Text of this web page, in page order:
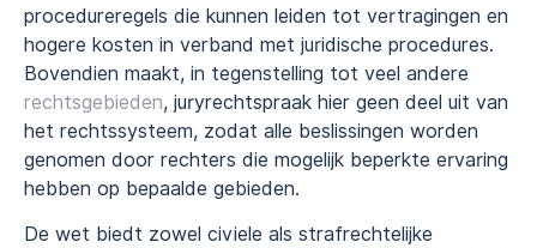
procedureregels die kunnen leiden tot vertragingen en
hogere kosten in verband met juridische procedures.
Bovendien maakt, in tegenstelling tot veel andere
rechtsgebieden, juryrechtspraak hier geen deel uit van
het rechtssysteem, zodat alle beslissingen worden
genomen door rechters die mogelijk beperkte ervaring
hebben op bepaalde gebieden.
De wet biedt zowel civiele als strafrechtelijke